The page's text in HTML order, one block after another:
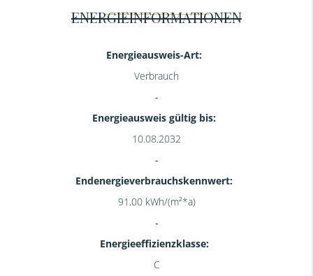
ENERGIEINFORMATIONEN
Energieausweis-Art:
Verbrauch
Energieausweis gültig bis:
10.08.2032
Endenergieverbrauchskennwert:
91,00 kWh/(m²*a)
Energieeffizienzklasse:
C